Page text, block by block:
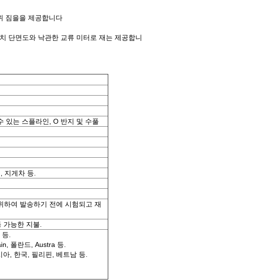
짐을을 제공합니다
단면도와 낙관한 교류 미터로 재는 제공합니
있는 스플라인, O 반지 및 수풀
지게차 등.
하여 발송하기 전에 시험되고 재
가능한 지불.
등.
폴란드, Austra 등.
, 한국, 필리핀, 베트남 등.